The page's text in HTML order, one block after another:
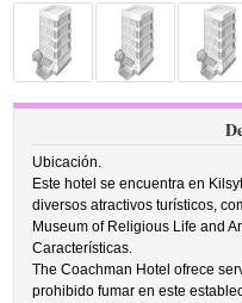
Ubicación.
Este hotel se encuentra en
diversos atractivos turísticos,
Museum of Religious Life and
Características.
The Coachman Hotel ofrece
prohibido fumar en este